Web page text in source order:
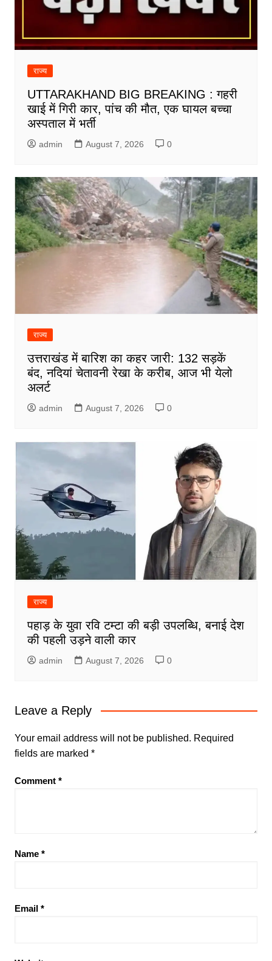
राज्य
UTTARAKHAND BIG BREAKING : गहरी
खाई में गिरी कार, पांच की मौत, एक घायल बच्चा
अस्पताल में भर्ती
admin August 7, 2026 0
राज्य
उत्तराखंड में बारिश का कहर जारी: 132 सड़कें
बंद, नदियां चेतावनी रेखा के करीब, आज भी येलो
अलर्ट
admin August 7, 2026 0
राज्य
पहाड़ के युवा रवि टम्टा की बड़ी उपलब्धि, बनाई देश
की पहली उड़ने वाली कार
admin August 7, 2026 0
Leave a Reply
Your email address will not be published. Required
fields are marked *
Comment *
Name *
Email *